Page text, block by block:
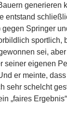
generieren
entstand
gegen Springer
sportlich,
sei,
seiner eigenen
er meinte,
sehr schelcht
„faires